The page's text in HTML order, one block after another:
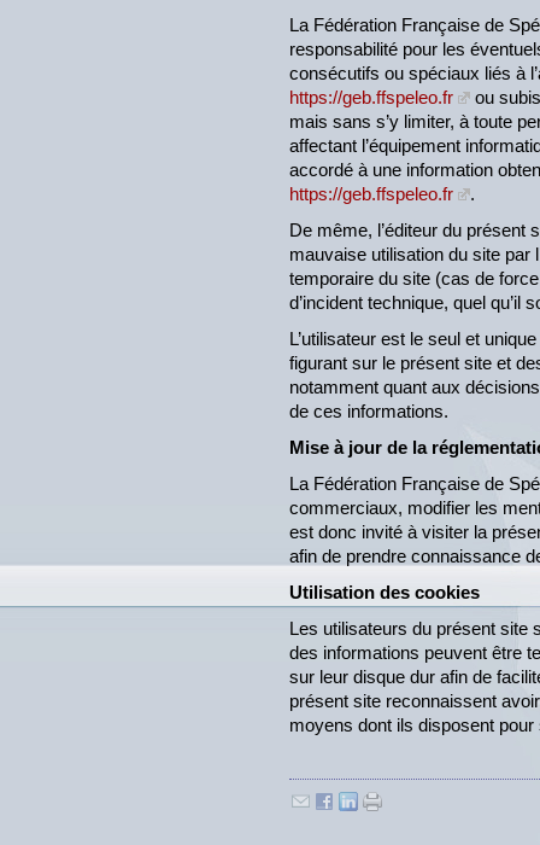
La Fédération Française de
responsabilité pour les
consécutifs ou spéciaux liés à
https://geb.ffspeleo.fr
ou
mais sans s’y limiter, à toute
affectant l’équipement
accordé à une information
https://geb.ffspeleo.fr
.
De même, l’éditeur du présent
mauvaise utilisation du site par
temporaire du site (cas de
d’incident technique, quel qu’il
L’utilisateur est le seul et
figurant sur le présent site et
notamment quant aux
de ces informations.
Mise à jour de la
La Fédération Française de
commerciaux, modifier les
est donc invité à visiter la
afin de prendre connaissance
Utilisation des cookies
Les utilisateurs du présent site
des informations peuvent être
sur leur disque dur afin de
présent site reconnaissent
moyens dont ils disposent pour